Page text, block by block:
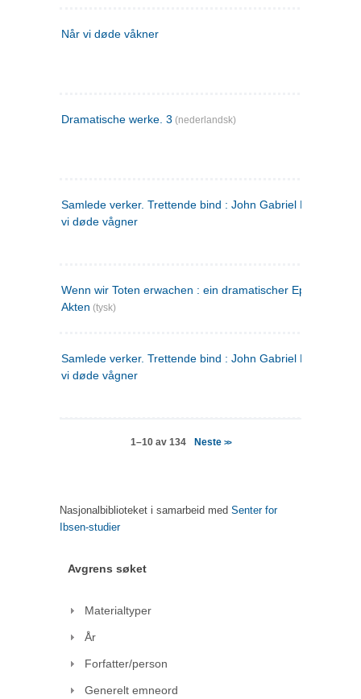
Når vi døde våkner
Dramatische werke. 3 (nederlandsk)
Samlede verker. Trettende bind : John Gabriel Borkman ;
vi døde vågner
Wenn wir Toten erwachen : ein dramatischer Epilog in drei
Akten (tysk)
Samlede verker. Trettende bind : John Gabriel Borkman ;
vi døde vågner
1–10 av 134 Neste >>
Nasjonalbiblioteket i samarbeid med Senter for
Ibsen-studier
Avgrens søket
Materialtyper
År
Forfatter/person
Generelt emneord